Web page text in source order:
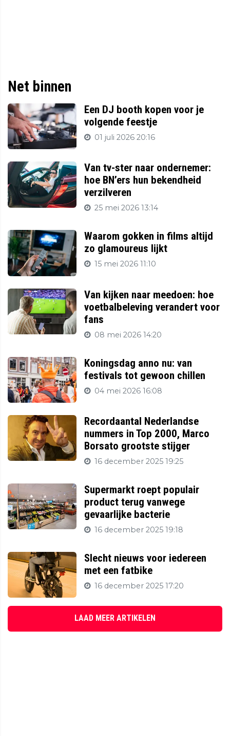
Net binnen
Een DJ booth kopen voor je
volgende feestje
01 juli 2026 20:16
Van tv-ster naar ondernemer:
hoe BN’ers hun bekendheid
verzilveren
25 mei 2026 13:14
Waarom gokken in films altijd
zo glamoureus lijkt
15 mei 2026 11:10
Van kijken naar meedoen: hoe
voetbalbeleving verandert voor
fans
08 mei 2026 14:20
Koningsdag anno nu: van
festivals tot gewoon chillen
04 mei 2026 16:08
Recordaantal Nederlandse
nummers in Top 2000, Marco
Borsato grootste stijger
16 december 2025 19:25
Supermarkt roept populair
product terug vanwege
gevaarlijke bacterie
16 december 2025 19:18
Slecht nieuws voor iedereen
met een fatbike
16 december 2025 17:20
LAAD MEER ARTIKELEN